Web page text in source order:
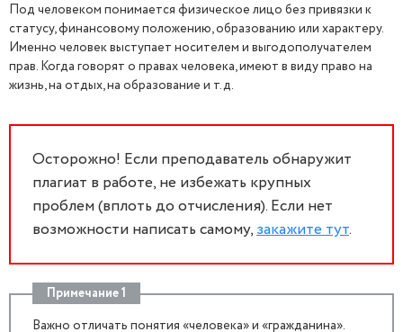
Под человеком понимается физическое лицо без привязки к
статусу, финансовому положению, образованию или характеру.
Именно человек выступает носителем и выгодополучателем
прав. Когда говорят о правах человека, имеют в виду право на
жизнь, на отдых, на образование и т.д.
Осторожно! Если преподаватель обнаружит
плагиат в работе, не избежать крупных
проблем (вплоть до отчисления). Если нет
возможности написать самому,закажите тут.
Примечание 1
Важно отличать понятия «человека» и «гражданина».